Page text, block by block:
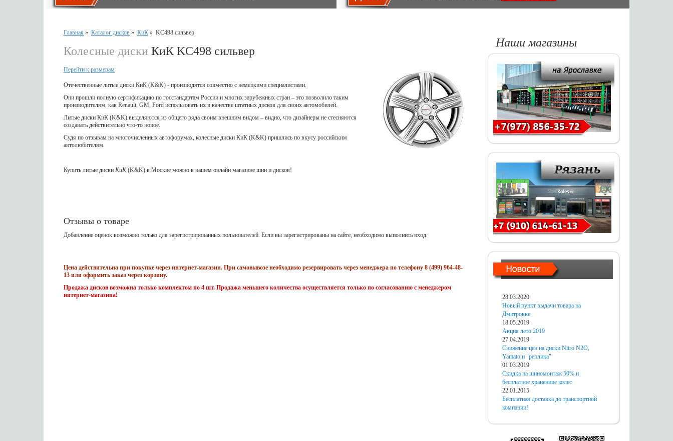
Главная » Каталог дисков » КиК » KC498 сильвер
Колесные диски КиК KC498 сильвер
Перейти к размерам
Отечественные литые диски КиК (K&K) - производятся совместно с немецкими специалистами.
Они прошли полную сертификацию по госстандартам России и многих зарубежных стран – это позволило таким
производителям, как Renault, GM, Ford использовать их в качестве штатных дисков для своих автомобилей.
Литые диски КиК (K&K) выделяются из общего ряда своим внешним видом – видно, что дизайнеры не стесняются
создавать действительно что-то новое.
Судя по отзывам на многочисленных автофорумах, колесные диски КиК (K&K) пришлись по вкусу российским
автолюбителям.
Купить литые диски КиК(K&K) в Москве можно в нашем онлайн магазине шин и дисков!
Отзывы о товаре
Добавление оценок возможно только для зарегистрированных пользователей. Если вы зарегистрированы на сайте, необходимо выполнить вход.
Цена действительна при покупке через интернет-магазин. При самовывозе необходимо резервировать через менеджера по телефону 8 (499) 964-48-
13 или оформить заказ через корзину.
Продажа дисков возможна только комплектом по 4 шт. Продажа меньшего количества осуществляется только по согласованию с менеджером
интернет-магазина!
Наши магазины
28.03.2020
Новый пункт выдачи товара на
Дмитровке
18.05.2019
Акция лето 2019
27.04.2019
Снижение цен на диски Nitro N2O,
Yamato и "реплика"
01.03.2019
Скидка на шиномонтаж 50% и
бесплатное хранениие колес
22.01.2015
Бесплатная доставка до транспортной
компании!